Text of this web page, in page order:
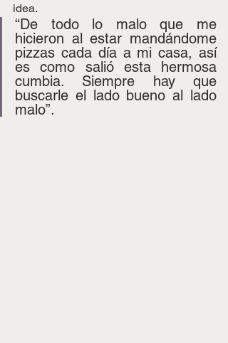
idea.
“De todo lo malo que me
hicieron al estar mandándome
pizzas cada día a mi casa, así
es como salió esta hermosa
cumbia. Siempre hay que
buscarle el lado bueno al lado
malo”.